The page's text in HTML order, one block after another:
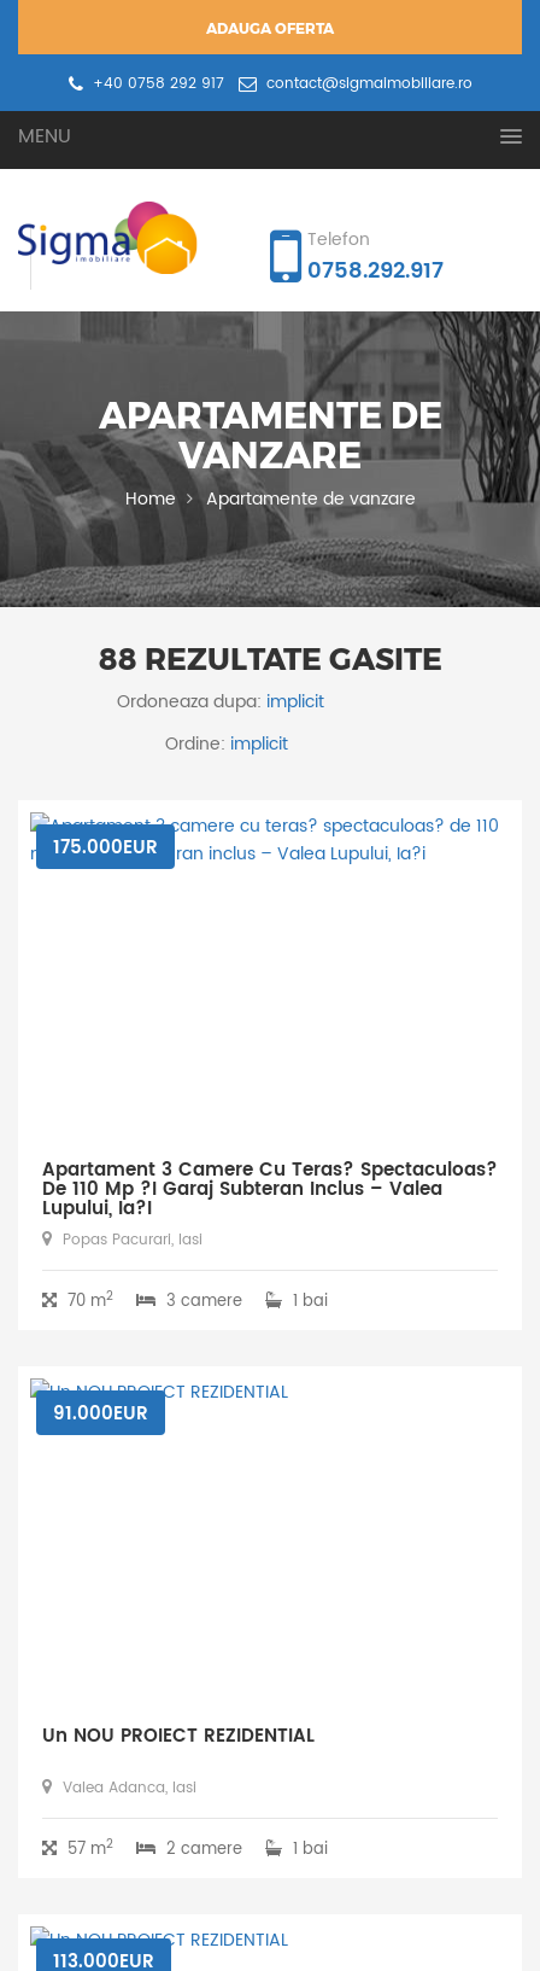
ADAUGA OFERTA
+40 0758 292 917
contact@sigmaimobiliare.ro
MENU
Telefon
0758.292.917
APARTAMENTE DE
VANZARE
Home Apartamente de vanzare
88 REZULTATE GASITE
Ordoneaza dupa:
Ordine:
Apartament 3 Camere Cu Teras? Spectaculoas?
De 110 Mp ?i Garaj Subteran Inclus – Valea
Lupului, Ia?i
Popas Pacurari, Iasi
175.000EUR
70 m2 3 camere 1 bai
Un NOU PROIECT REZIDENTIAL
Valea Adanca, Iasi
91.000EUR
57 m2 2 camere 1 bai
113.000EUR